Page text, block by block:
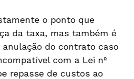
o ponto que
da taxa, mas também é
anulação do contrato caso
com a Lei nº
repasse de custos ao